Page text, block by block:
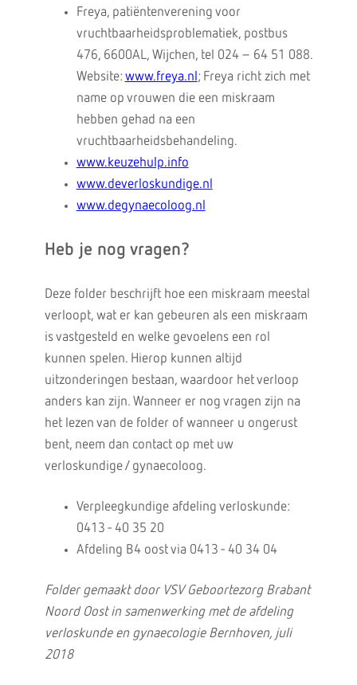
Freya, patiëntenverening voor
vruchtbaarheidsproblematiek, postbus
476, 6600AL, Wijchen, tel 024 – 64 51 088.
Website: www.freya.nl ; Freya richt zich met
name op vrouwen die een miskraam
hebben gehad na een
vruchtbaarheidsbehandeling.
www.keuzehulp.info
www.deverloskundige.nl
www.degynaecoloog.nl
Heb je nog vragen?
Deze folder beschrijft hoe een miskraam meestal
verloopt, wat er kan gebeuren als een miskraam
is vastgesteld en welke gevoelens een rol
kunnen spelen. Hierop kunnen altijd
uitzonderingen bestaan, waardoor het verloop
anders kan zijn. Wanneer er nog vragen zijn na
het lezen van de folder of wanneer u ongerust
bent, neem dan contact op met uw
verloskundige / gynaecoloog.
Verpleegkundige afdeling verloskunde:
0413 - 40 35 20
Afdeling B4 oost via 0413 - 40 34 04
Folder gemaakt door VSV Geboortezorg Brabant
Noord Oost in samenwerking met de afdeling
verloskunde en gynaecologie Bernhoven, juli
2018